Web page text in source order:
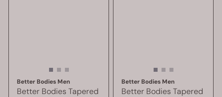
Better Bodies Men
Better Bodies Tapered
Better Bodies Men
Better Bodies Tapered